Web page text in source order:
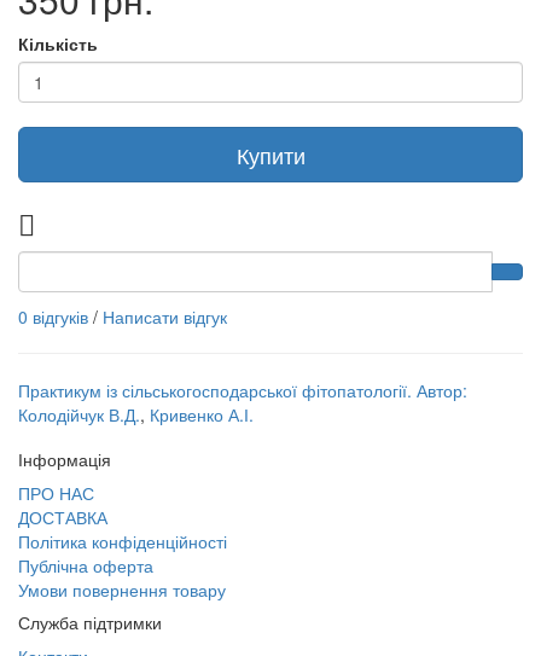
Кількість
Купити
0 відгуків / Написати відгук
Практикум із сільськогосподарської фітопатології. Автор:
Колодійчук В.Д., Кривенко А.І.
Інформація
ПРО НАС
ДОСТАВКА
Політика конфіденційності
Публічна оферта
Умови повернення товару
Служба підтримки